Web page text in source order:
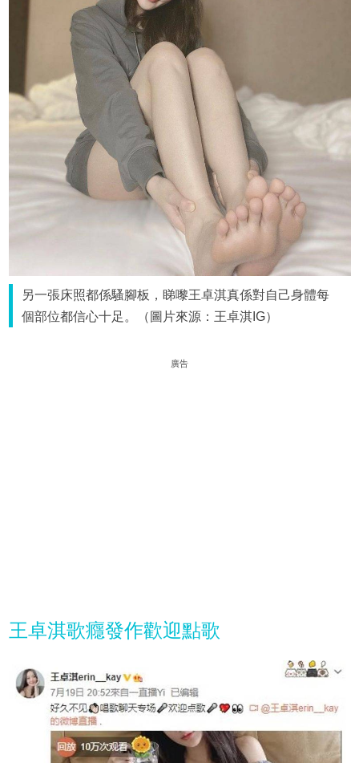
另一張床照都係騷腳板，睇嚟王卓淇真係對自己身體每
個部位都信心十足。（圖片來源：王卓淇IG）
廣告
王卓淇歌癮發作歡迎點歌